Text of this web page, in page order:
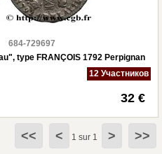
684-729697
type FRANÇOIS 1792 Perpignan
12 Участников
32 €
<< < 1 sur 1 > >>